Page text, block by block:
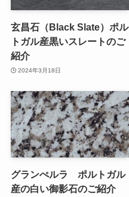
玄昌石（Black Slate）ポル
トガル産黒いスレートのご
紹介
2024年3月18日
グランぺルラ ポルトガル
産の白い御影石のご紹介